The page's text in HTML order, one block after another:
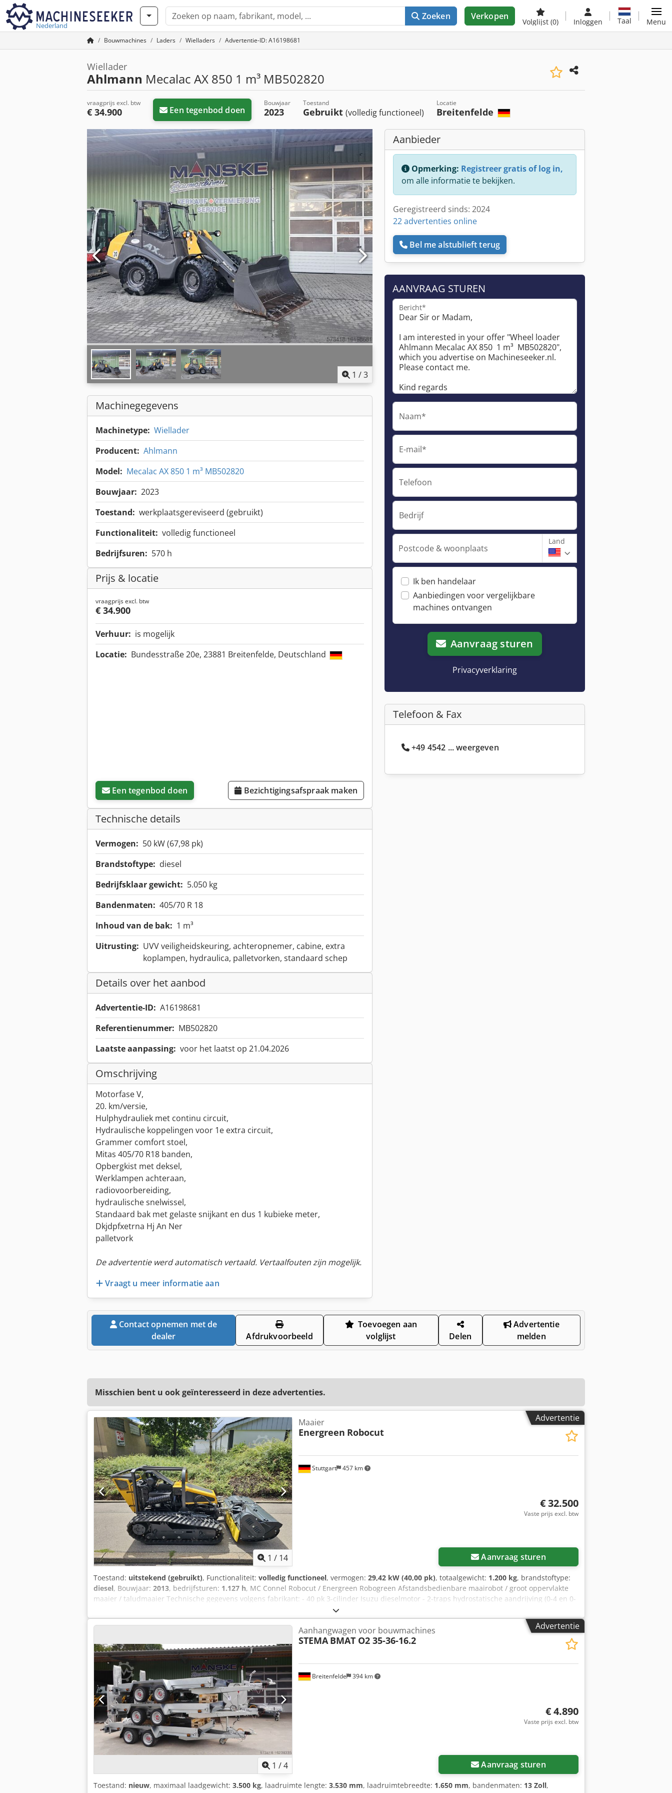
Nederland
Zoeken Verkopen
Volglijst (0) Inloggen Taal Menu
Bouwmachines Laders Wielladers Advertentie-ID: A16198681
Wiellader
Ahlmann Mecalac AX 850 1 m³ MB502820
vraagprijs excl. btw
€ 34.900 Een tegenbod doen
Bouwjaar
2023
Toestand
Gebruikt(volledig functioneel)
Locatie
Breitenfelde
1 /3
Machinegegevens
Machinetype: Wiellader
Producent: Ahlmann
Model: Mecalac AX 850 1 m³ MB502820
Bouwjaar: 2023
Toestand: werkplaatsgereviseerd (gebruikt)
Functionaliteit: volledig functioneel
Bedrijfsuren: 570 h
Prijs & locatie
vraagprijs excl. btw
€ 34.900
Verhuur: is mogelijk
Locatie: Bundesstraße 20e, 23881 Breitenfelde, Deutschland
Een tegenbod doen Bezichtigingsafspraak maken
Technische details
Vermogen: 50 kW (67,98 pk)
Brandstoftype: diesel
Bedrijfsklaar gewicht: 5.050 kg
Bandenmaten: 405/70 R 18
Inhoud van de bak: 1 m³
Uitrusting: UVV veiligheidskeuring, achteropnemer, cabine, extra
koplampen, hydraulica, palletvorken, standaard schep
Details over het aanbod
Advertentie-ID: A16198681
Referentienummer: MB502820
Laatste aanpassing: voor het laatst op 21.04.2026
Omschrijving
Motorfase V,
20. km/versie,
Hulphydrauliek met continu circuit,
Hydraulische koppelingen voor 1e extra circuit,
Grammer comfort stoel,
Mitas 405/70 R18 banden,
Opbergkist met deksel,
Werklampen achteraan,
radiovoorbereiding,
hydraulische snelwissel,
Standaard bak met gelaste snijkant en dus 1 kubieke meter,
Dkjdpfxetrna Hj An Ner
palletvork
De advertentie werd automatisch vertaald. Vertaalfouten zijn mogelijk.
Vraagt u meer informatie aan
Aanbieder
Opmerking: Registreer gratis of log in,
om alle informatie te bekijken.
Geregistreerd sinds: 2024
22 advertenties online
Bel me alstublieft terug
AANVRAAG STUREN
Bericht*
Naam*
E-mail*
Telefoon
Bedrijf
Postcode & woonplaats
Land
Ik ben handelaar
Aanbiedingen voor vergelijkbare
machines ontvangen
Aanvraag sturen
Privacyverklaring
Telefoon & Fax
+49 4542 ... weergeven
Contact opnemen met de
dealer
Afdrukvoorbeeld
Toevoegen aan
volglijst
Delen
Advertentie
melden
Misschien bent u ook geïnteresseerd in deze advertenties.
Advertentie
1 / 14
Stuttgart 457 km
Maaier
Energreen Robocut
€ 32.500
Vaste prijs excl. btw
Aanvraag sturen
Toestand: uitstekend (gebruikt), Functionaliteit: volledig functioneel, vermogen: 29,42 kW (40,00 pk), totaalgewicht: 1.200 kg, brandstoftype:
diesel, Bouwjaar: 2013, bedrijfsturen: 1.127 h, MC Connel Robocut / Energreen Robogreen Afstandsbedienbare maairobot / groot oppervlakte
maaier / taludmaaier Technische gegevens volgens fabrikant: - 40 pk 3-cilinder Isuzu dieselmotor - 2-traps hydrostatische aandrijving (0-4 en 0-
7 km/u) Dkjdjw A Nn Ajpfx An Nsr - Noodstop - Hellingen tot 55 graden - Hydraulisch vermogen maairotor (l/min): 50 - Werkdruk (bar): 200-350 -
Model besturing: Autec - Gewicht machine incl. werktuig (kg): 1040 Aangebouwd werktuig: HEAD-130 - Klepelrotor, 1,30 m werkbreedte met
zweefstand, voorzien van Y-messen - Gewicht maairotor (kg): 160 - Toerental klepelas (omw/min): 3000 Deze Energreen Robocut is uit bouwjaar
2013, heeft volgens de teller 1.127 bedrijfsuren en verkeert in een zeer goede algemene staat met de gebruikelijke gebruiks- en
slijtagekenmerken voor deze klasse machines, recent voorzien van een grote onderhoudsbeurt en uitvoerig gereviseerd. Verkoop vindt plaats
als gebruikte machine, onder uitsluiting van retour, garantie en aansprakelijkheid. Nettoprijs €32.500 // Bruttoprijs €38.675 - Bezichtiging /
proefrit op afspraak mogelijk - Transport kan landelijk worden georganiseerd, de kosten zijn afhankelijk van de afstand - Financiering / leasing
kan op maat voor u worden aangevraagd
Advertentie
1 /4
Breitenfelde 394 km
Aanhangwagen voor bouwmachines
STEMA BMAT O2 35-36-16.2
€ 4.890
Vaste prijs excl. btw
Aanvraag sturen
Toestand: nieuw, maximaal laadgewicht: 3.500 kg, laadruimte lengte: 3.530 mm, laadruimtebreedte: 1.650 mm, bandenmaten: 13 Zoll,